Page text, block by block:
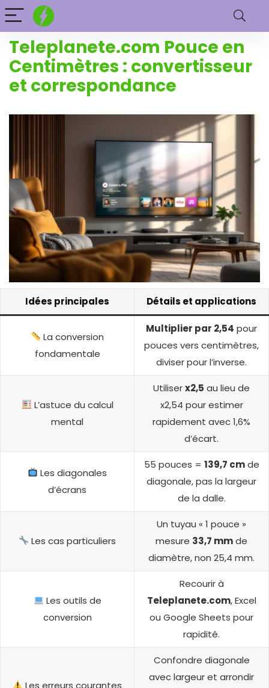
Teleplanete.com Pouce en
Centimètres : convertisseur
et correspondance
Idées principales Détails et applications
La conversion
fondamentale
Multiplier par 2,54 pour
pouces vers centimètres,
diviser pour l’inverse.
L’astuce du calcul
mental
Utiliserx2,5 au lieu de
x2,54 pour estimer
rapidement avec 1,6%
d’écart.
Les diagonales
d’écrans
55 pouces = 139,7 cmde
diagonale, pas la largeur
de la dalle.
Les cas particuliers
Un tuyau « 1 pouce »
mesure 33,7 mmde
diamètre, non 25,4 mm.
Les outils de
conversion
Recourir à
Teleplanete.com, Excel
ou Google Sheets pour
rapidité.
Les erreurs courantes
Confondre diagonale
avec largeur et arrondir